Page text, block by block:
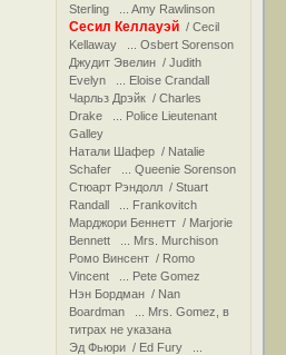
Sterling ... Amy Rawlinson
Сесил Келлауэй / Cecil
Kellaway ... Osbert Sorenson
Джудит Эвелин / Judith
Evelyn ... Eloise Crandall
Чарльз Дрэйк / Charles
Drake ... Police Lieutenant
Galley
Натали Шафер / Natalie
Schafer ... Queenie Sorenson
Стюарт Рэндолл / Stuart
Randall ... Frankovitch
Марджори Беннетт / Marjorie
Bennett ... Mrs. Murchison
Ромо Винсент / Romo
Vincent ... Pete Gomez
Нэн Бордман / Nan
Boardman ... Mrs. Gomez, в
титрах не указана
Эд Фьюри / Ed Fury ...